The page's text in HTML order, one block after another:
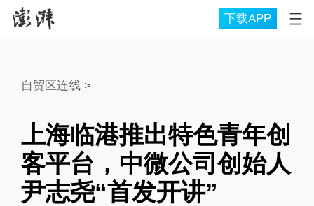
下载APP
自贸区连线>
上海临港推出特色青年创
客平台，中微公司创始人
尹志尧“首发开讲”